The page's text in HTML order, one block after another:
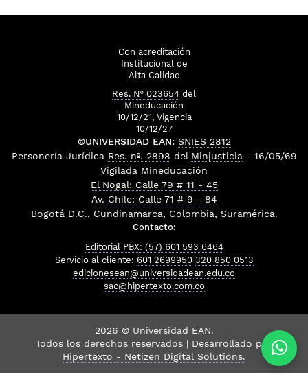
Con acreditación
Institucional de
Alta Calidad
Res. Nº 023654 del
Mineducación
10/12/21, Vigencia
10/12/27
©UNIVERSIDAD EAN: SNIES 2812
Personería Jurídica Res. nº. 2898 del Minjusticia - 16/05/69
Vigilada Mineducación
El Nogal: Calle 79 # 11 - 45
Av. Chile: Calle 71 # 9 - 84
Bogotá D.C., Cundinamarca, Colombia, Suramérica.
Contacto:
Editorial PBX: (57) 601 593 6464
Servicio al cliente: 601 2699950 320 850 0513
edicionesean@universidadean.edu.co
sac@hipertexto.com.co
2026 © Universidad EAN.
Todos los derechos reservados | Desarrollado por
Hipertexto - Netizen Digital Solutions.